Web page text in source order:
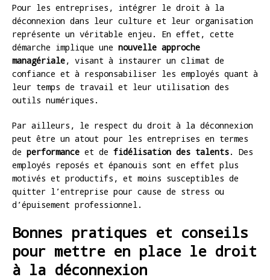
Pour les entreprises, intégrer le droit à la
déconnexion dans leur culture et leur organisation
représente un véritable enjeu. En effet, cette
démarche implique une nouvelle approche
managériale, visant à instaurer un climat de
confiance et à responsabiliser les employés quant à
leur temps de travail et leur utilisation des
outils numériques.
Par ailleurs, le respect du droit à la déconnexion
peut être un atout pour les entreprises en termes
de performance et de fidélisation des talents. Des
employés reposés et épanouis sont en effet plus
motivés et productifs, et moins susceptibles de
quitter l’entreprise pour cause de stress ou
d’épuisement professionnel.
Bonnes pratiques et conseils
pour mettre en place le droit
à la déconnexion